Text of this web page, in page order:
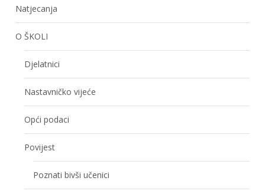
Natjecanja
O ŠKOLI
Djelatnici
Nastavničko vijeće
Opći podaci
Povijest
Poznati bivši učenici